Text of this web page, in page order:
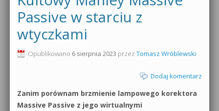
Passive w starciu z
wtyczkami
Opublikowano 6 sierpnia 2023 przez Tomasz Wróblewski
Dodaj komentarz
Zanim porównam brzmienie lampowego korektora
Massive Passive z jego wirtualnymi